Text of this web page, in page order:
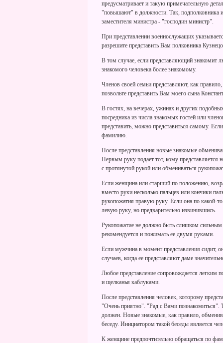
предусматривает и такую примечательную
"повышают" в должности. Так, подполковника
заместителя министра - "господин министр".
При представлении военнослужащих
разрешите представить Вам полковника
В том случае, если представляющий знакомит
знакомого человека более знакомому.
Членов своей семьи представляют, как
позвольте представить Вам моего сына
В гостях, на вечерах, ужинах и других
посредника из числа знакомых гостей или
представить, можно представиться самому.
фамилию.
После представления новые знакомые
Первым руку подает тот, кому представляется
с протянутой рукой или обмениваться
Если женщина или старший по положению,
вместо руки несколько пальцев или кончики
рукопожатия правую руку. Если она по какой-
левую руку, но предварительно извинившись.
Рукопожатие не должно быть слишком
рекомендуется и пожимать ее двумя руками.
Если мужчина в момент представления сидит,
случаев, когда ее представляют даме
Любое представление сопровождается легким
и щелканья каблуками.
После представления человек, которому
"Очень приятно". "Рад с Вами познакомиться".
должен. Новые знакомые, как правило,
беседу. Инициатором такой беседы является
К женщине предпочтительно обращаться по